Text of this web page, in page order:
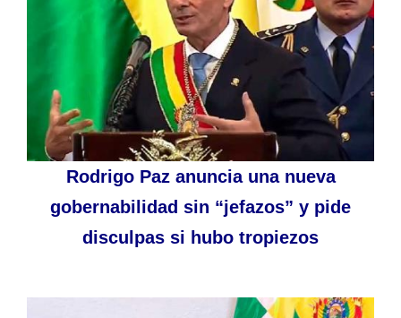
Rodrigo Paz anuncia una nueva
gobernabilidad sin “jefazos” y pide
disculpas si hubo tropiezos